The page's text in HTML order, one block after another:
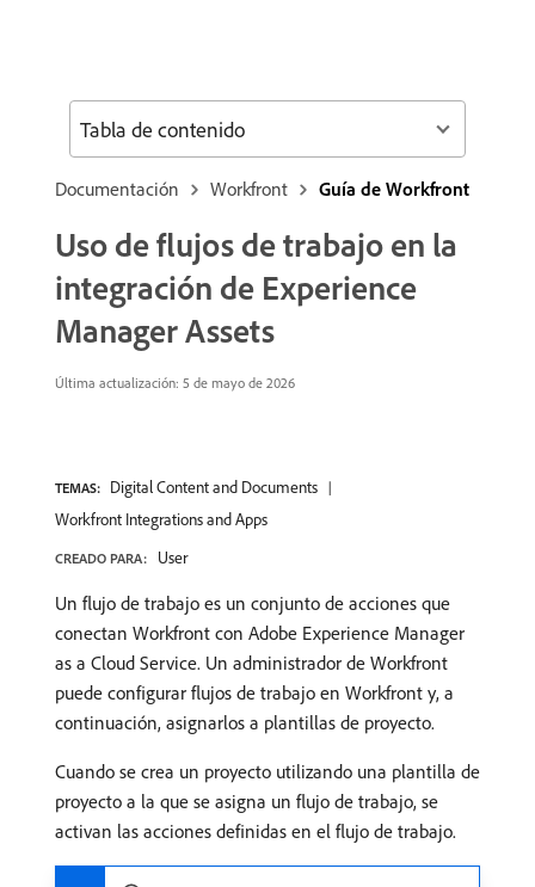
Documentación Workfront Guía de Workfront
Uso de flujos de trabajo en la
integración de Experience
Manager Assets
Última actualización: 5 de mayo de 2026
TEMAS: Digital Content and Documents
Workfront Integrations and Apps
CREADO PARA: User
Un flujo de trabajo es un conjunto de acciones que
conectan Workfront con Adobe Experience Manager
as a Cloud Service. Un administrador de Workfront
puede configurar flujos de trabajo en Workfront y, a
continuación, asignarlos a plantillas de proyecto.
Cuando se crea un proyecto utilizando una plantilla de
proyecto a la que se asigna un flujo de trabajo, se
activan las acciones definidas en el flujo de trabajo.
Tabla de contenido